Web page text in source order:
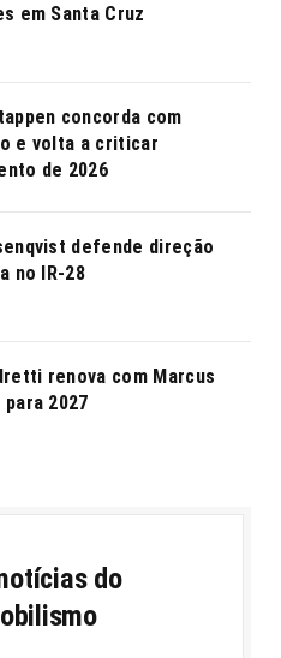
em Santa Cruz
concorda com
e volta a criticar
de 2026
defende direção
no IR-28
renova com Marcus
2027
do